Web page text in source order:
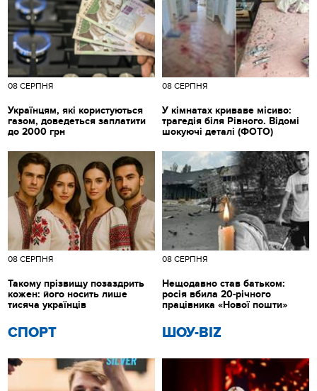
08 СЕРПНЯ
Українцям, які користуються
газом, доведеться заплатити
до 2000 грн
08 СЕРПНЯ
У кімнатах криваве місиво:
трагедія біля Рівного. Відомі
шокуючі деталі (ФОТО)
СПОРТ ШОУ-BIZ
08 СЕРПНЯ
Такому прізвищу позаздрить
кожен: його носить лише
тисяча українців
08 СЕРПНЯ
Нещодавно став батьком:
росія вбила 20-річного
працівника «Нової пошти»